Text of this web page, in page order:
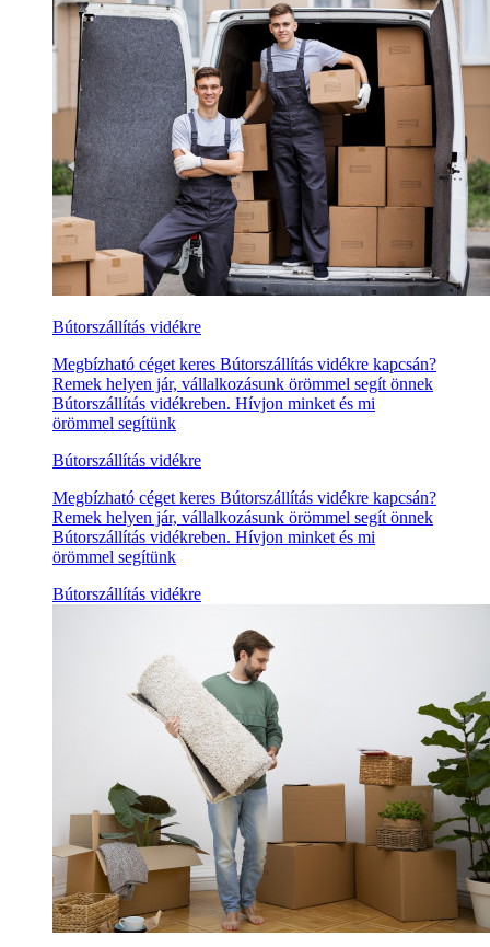
Bútorszállítás vidékre
Megbízható céget keres Bútorszállítás vidékre kapcsán?
Remek helyen jár, vállalkozásunk örömmel segít önnek
Bútorszállítás vidékreben. Hívjon minket és mi
örömmel segítünk
Bútorszállítás vidékre
Megbízható céget keres Bútorszállítás vidékre kapcsán?
Remek helyen jár, vállalkozásunk örömmel segít önnek
Bútorszállítás vidékreben. Hívjon minket és mi
örömmel segítünk
Bútorszállítás vidékre